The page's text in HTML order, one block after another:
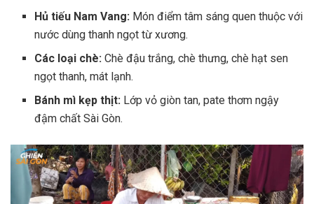
Hủ tiếu Nam Vang: Món điểm tâm sáng quen thuộc với
nước dùng thanh ngọt từ xương.
Các loại chè: Chè đậu trắng, chè thưng, chè hạt sen
ngọt thanh, mát lạnh.
Bánh mì kẹp thịt: Lớp vỏ giòn tan, pate thơm ngậy
đậm chất Sài Gòn.